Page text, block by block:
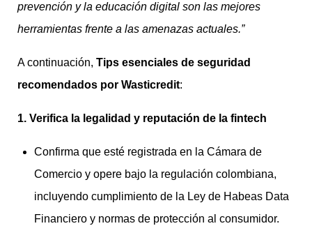
prevención y la educación digital son las mejores
herramientas frente a las amenazas actuales.”
A continuación, Tips esenciales de seguridad
recomendados por Wasticredit:
1. Verifica la legalidad y reputación de la fintech
Confirma que esté registrada en la Cámara de
Comercio y opere bajo la regulación colombiana,
incluyendo cumplimiento de la Ley de Habeas Data
Financiero y normas de protección al consumidor.